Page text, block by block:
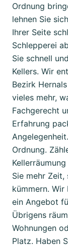
Ordnung
lehnen Sie
Ihrer Seite
Schlepperei
Sie schnell
Kellers. Wir
Bezirk
vieles mehr,
Fachgerecht
Erfahrung
Ordnung.
Sie mehr
kümmern.
ein Angebot
Übrigens
Wohnungen
Platz. Haben